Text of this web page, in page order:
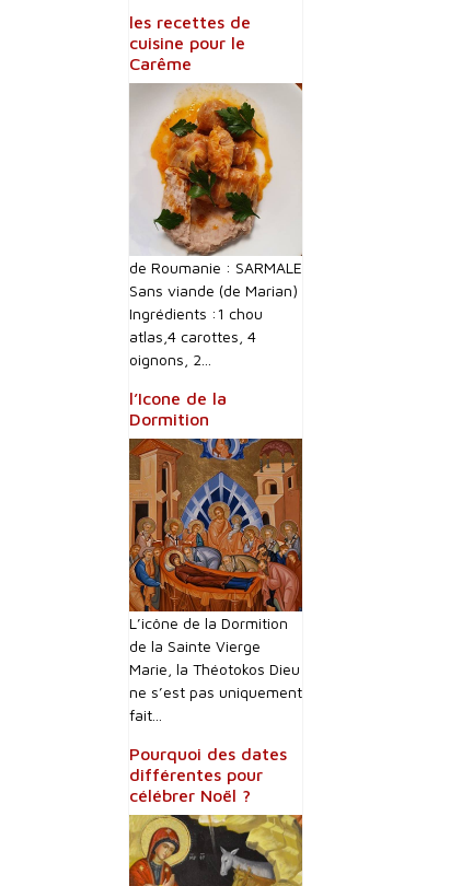
les recettes de
cuisine pour le
Carême
de Roumanie : SARMALE
Sans viande (de Marian)
Ingrédients :1 chou
atlas,4 carottes, 4
oignons, 2...
l’Icone de la
Dormition
L’icône de la Dormition
de la Sainte Vierge
Marie, la Théotokos Dieu
ne s’est pas uniquement
fait...
Pourquoi des dates
différentes pour
célébrer Noël ?